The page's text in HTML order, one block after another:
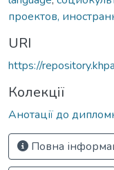
проектов,
URI
https://
Колекції
Анотації до
Повна